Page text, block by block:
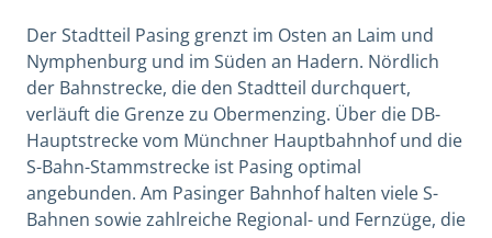
Der Stadtteil Pasing grenzt im Osten an Laim und
Nymphenburg und im Süden an Hadern. Nördlich
der Bahnstrecke, die den Stadtteil durchquert,
verläuft die Grenze zu Obermenzing. Über die DB-
Hauptstrecke vom Münchner Hauptbahnhof und die
S-Bahn-Stammstrecke ist Pasing optimal
angebunden. Am Pasinger Bahnhof halten viele S-
Bahnen sowie zahlreiche Regional- und Fernzüge, die